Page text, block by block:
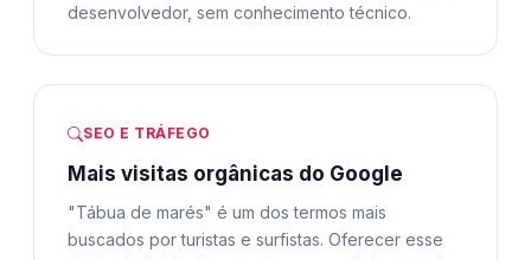
desenvolvedor, sem conhecimento técnico.
SEO E TRÁFEGO
Mais visitas orgânicas do Google
"Tábua de marés" é um dos termos mais
buscados por turistas e surfistas. Oferecer esse